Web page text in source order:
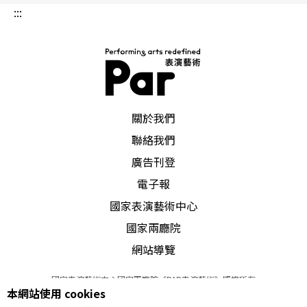
:::
關於我們
聯絡我們
廣告刊登
電子報
國家表演藝術中心
國家兩廳院
網站導覽
國家表演藝術中心國家兩廳院《PAR表演藝術》版權所有
© 2022Performing arts redefined. All Rights Reserved
本網站使用 cookies